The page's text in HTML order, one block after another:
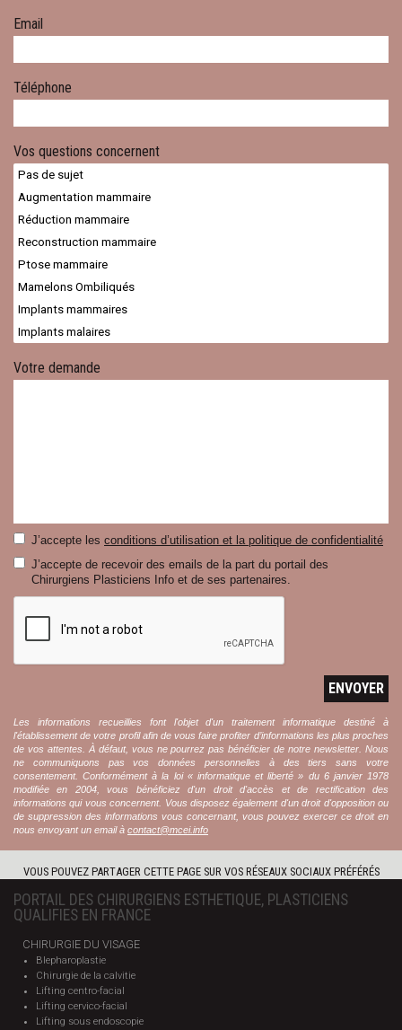
Email
Téléphone
Vos questions concernent
Votre demande
J’accepte les conditions d’utilisation et la politique de confidentialité
J’accepte de recevoir des emails de la part du portail des
Chirurgiens Plasticiens Info et de ses partenaires.
ENVOYER
Les informations recueillies font l'objet d'un traitement informatique destiné à
l'établissement de votre profil afin de vous faire profiter d’informations les plus proches
de vos attentes. À défaut, vous ne pourrez pas bénéficier de notre newsletter. Nous
ne communiquons pas vos données personnelles à des tiers sans votre
consentement. Conformément à la loi « informatique et liberté » du 6 janvier 1978
modifiée en 2004, vous bénéficiez d'un droit d'accès et de rectification des
informations qui vous concernent. Vous disposez également d'un droit d'opposition ou
de suppression des informations vous concernant, vous pouvez exercer ce droit en
nous envoyant un email à contact@mcei.info
VOUS POUVEZ PARTAGER CETTE PAGE SUR VOS RÉSEAUX SOCIAUX PRÉFÉRÉS
PORTAIL DES CHIRURGIENS ESTHETIQUE, PLASTICIENS
QUALIFIES EN FRANCE
CHIRURGIE DU VISAGE
Blepharoplastie
Chirurgie de la calvitie
Lifting centro-facial
Lifting cervico-facial
Lifting sous endoscopie